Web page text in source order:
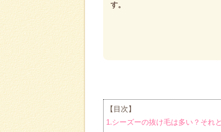
す。
【目次】
1.シーズーの抜け毛は多い？それ